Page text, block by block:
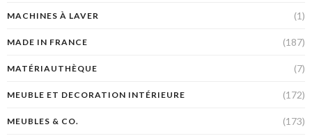
MACHINES À LAVER (1)
MADE IN FRANCE (187)
MATÉRIAUTHÈQUE (7)
MEUBLE ET DECORATION INTÉRIEURE (172)
MEUBLES & CO. (173)